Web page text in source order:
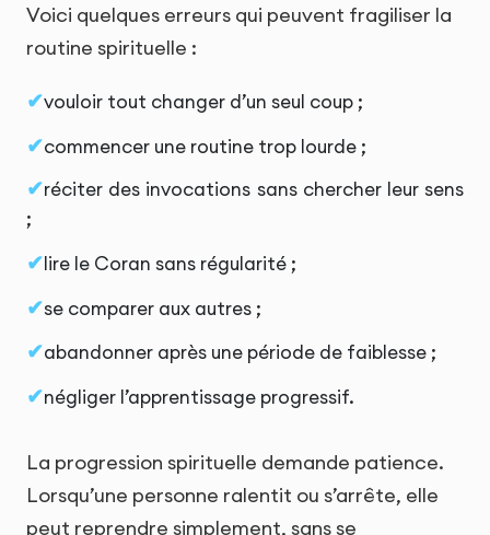
Voici quelques erreurs qui peuvent fragiliser la
routine spirituelle :
vouloir tout changer d’un seul coup ;
commencer une routine trop lourde ;
réciter des invocations sans chercher leur sens
;
lire le Coran sans régularité ;
se comparer aux autres ;
abandonner après une période de faiblesse ;
négliger l’apprentissage progressif.
La progression spirituelle demande patience.
Lorsqu’une personne ralentit ou s’arrête, elle
peut reprendre simplement, sans se